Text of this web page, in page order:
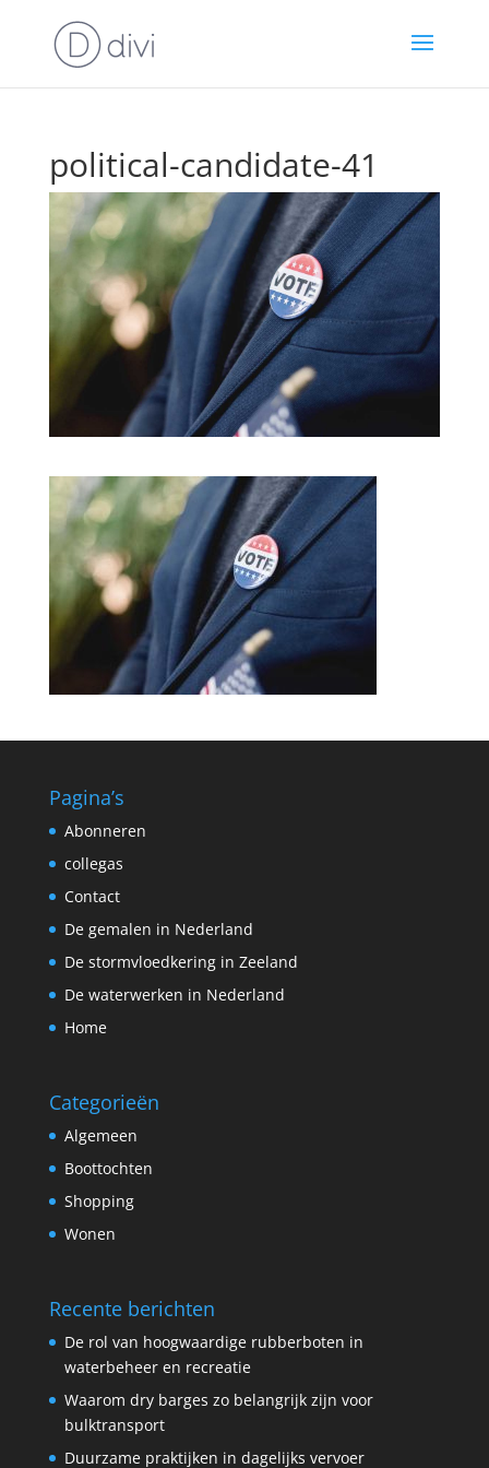
political-candidate-41
Pagina’s
Abonneren
collegas
Contact
De gemalen in Nederland
De stormvloedkering in Zeeland
De waterwerken in Nederland
Home
Categorieën
Algemeen
Boottochten
Shopping
Wonen
Recente berichten
De rol van hoogwaardige rubberboten in
waterbeheer en recreatie
Waarom dry barges zo belangrijk zijn voor
bulktransport
Duurzame praktijken in dagelijks vervoer